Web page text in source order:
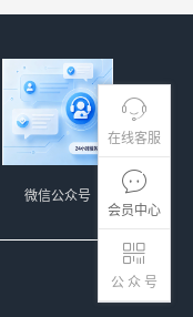
在线客服
会员中心
公 众 号
微信公众号